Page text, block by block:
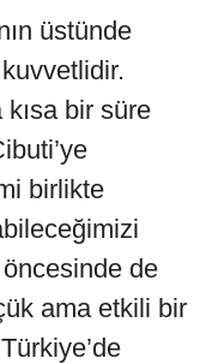
üstünde
kuvvetlidir.
bir süre
birlikte
de
ama etkili bir